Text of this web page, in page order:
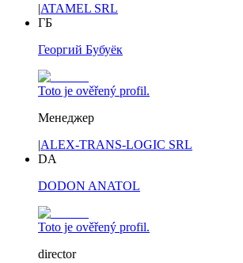
|ATAMEL SRL
ГБ
Георгий Бубуёк
Toto je ověřený profil.
Менеджер
|ALEX-TRANS-LOGIC SRL
DA
DODON ANATOL
Toto je ověřený profil.
director